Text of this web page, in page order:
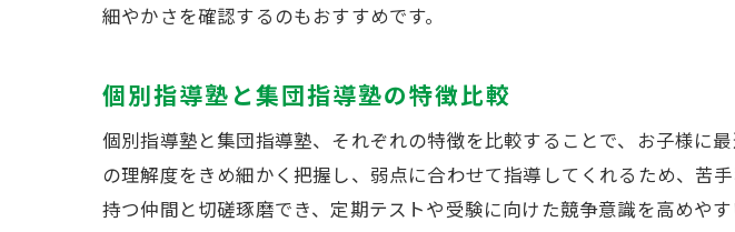
効果と費用を両立さ
塾の月謝や費用
塾代の平均額と
細やかさを確認するのもおすすめです。
個別指導塾と集団指導塾の特徴比較
個別指導塾と集団指導塾、それぞれの特徴を比較することで、お子様に
の理解度をきめ細かく把握し、弱点に合わせて指導してくれるため、苦
持つ仲間と切磋琢磨でき、定期テストや受験に向けた競争意識を高めやす